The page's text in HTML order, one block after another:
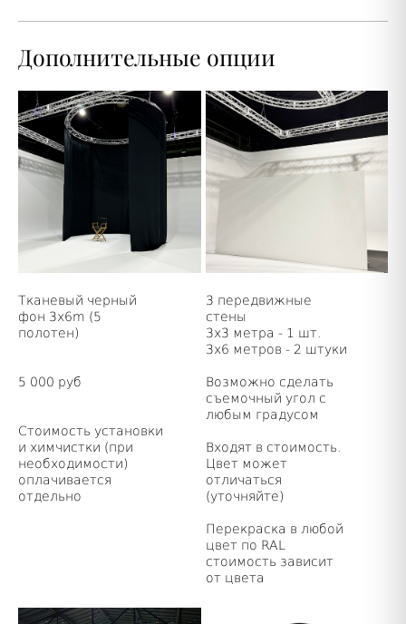
Дополнительные опции
Тканевый черный
фон 3x6m (5
полотен)
5 000 руб
Стоимость установки
и химчистки (при
необходимости)
оплачивается
отдельно
3 передвижные
стены
3х3 метра - 1 шт.
3х6 метров - 2 штуки
Возможно сделать
съемочный угол с
любым градусом
Входят в стоимость.
Цвет может
отличаться
(уточняйте)
Перекраска в любой
цвет по RAL
стоимость зависит
от цвета